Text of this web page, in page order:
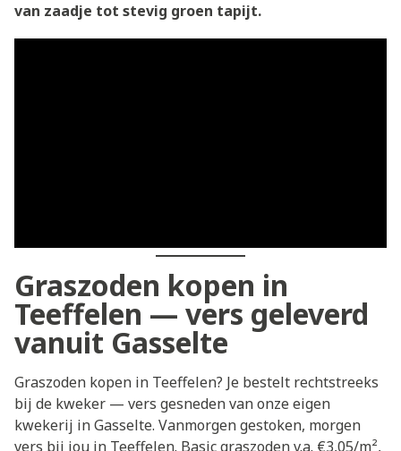
van zaadje tot stevig groen tapijt.
Graszoden kopen in
Teeffelen — vers geleverd
vanuit Gasselte
Graszoden kopen in Teeffelen? Je bestelt rechtstreeks
bij de kweker — vers gesneden van onze eigen
kwekerij in Gasselte. Vanmorgen gestoken, morgen
vers bij jou in Teeffelen. Basic graszoden v.a. €3,05/m²,